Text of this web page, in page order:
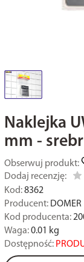
Naklejka
mm -
Obserwuj produkt:
Dodaj recenzję:
Kod: 8362
Producent: DOMER
Kod producenta:
Waga: 0.01 kg
Dostępność: